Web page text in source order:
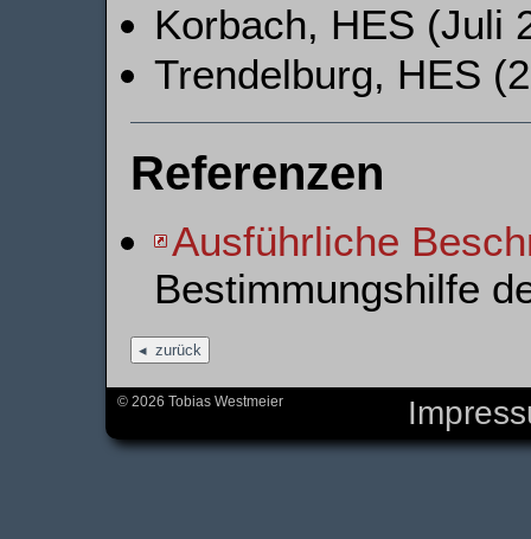
Korbach, HES (Juli
Trendelburg, HES
Referenzen
Ausführliche
Bestimmungshilfe
zurück
© 2026 Tobias Westmeier